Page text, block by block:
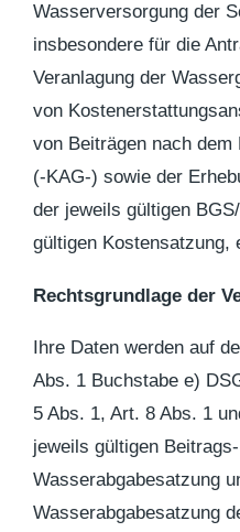
Wasserversorgung der
insbesondere für die
Veranlagung der
von
von Beiträgen nach dem
(-KAG-) sowie der
der jeweils gültigen
gültigen Kostensatzung,
Rechtsgrundlage der
Ihre Daten werden auf
Abs. 1 Buchstabe e)
5 Abs. 1, Art. 8 Abs. 1
jeweils gültigen
Wasserabgabesatzung
Wasserabgabesatzung